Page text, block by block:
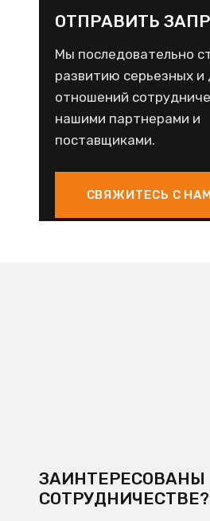
ОТПРАВИТЬ
Мы последовательно
развитию серьезных и
отношений
нашими партнерами и
поставщиками.
СВЯЖИТЕСЬ С
ЗАИНТЕРЕСОВАНЫ
СОТРУДНИЧЕСТВЕ?